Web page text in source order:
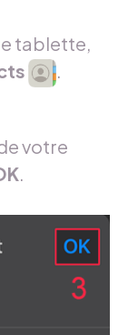
tablette,
.
votre
.